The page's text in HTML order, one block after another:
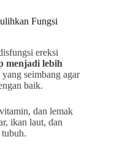
Fungsi
ereksi
menjadi lebih
seimbang agar
baik.
dan lemak
ikan laut, dan